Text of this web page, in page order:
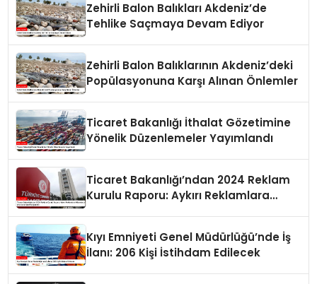
Zehirli Balon Balıkları Akdeniz’de
Tehlike Saçmaya Devam Ediyor
Zehirli Balon Balıklarının Akdeniz’deki
Popülasyonuna Karşı Alınan Önlemler
Ticaret Bakanlığı İthalat Gözetimine
Yönelik Düzenlemeler Yayımlandı
Ticaret Bakanlığı’ndan 2024 Reklam
Kurulu Raporu: Aykırı Reklamlara
Kıyı Emniyeti Genel Müdürlüğü’nde İş
İlanı: 206 Kişi İstihdam Edilecek